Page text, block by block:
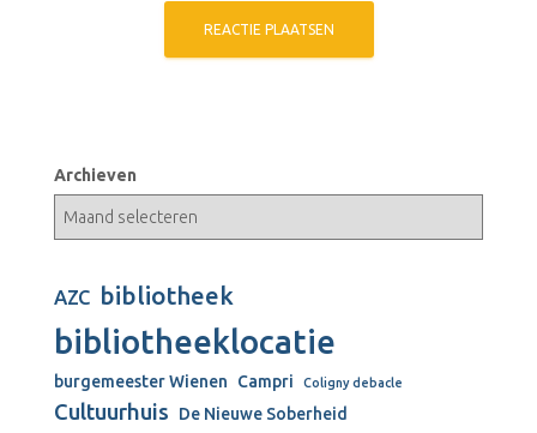
Archieven
AZC bibliotheek
bibliotheeklocatie
burgemeester Wienen Campri Coligny debacle
Cultuurhuis De Nieuwe Soberheid